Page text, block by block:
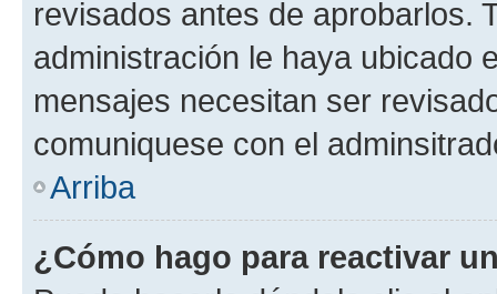
revisados antes de aprobarlos.
administración le haya ubicado
mensajes necesitan ser
comuniquese con el
Arriba
¿Cómo hago para reactivar